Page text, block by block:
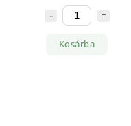
Kosárba